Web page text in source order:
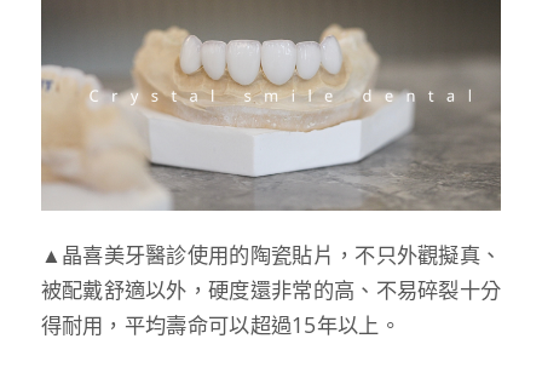
▲晶喜美牙醫診使用的陶瓷貼片，不只外觀擬真、
被配戴舒適以外，硬度還非常的高、不易碎裂十分
得耐用，平均壽命可以超過15年以上。